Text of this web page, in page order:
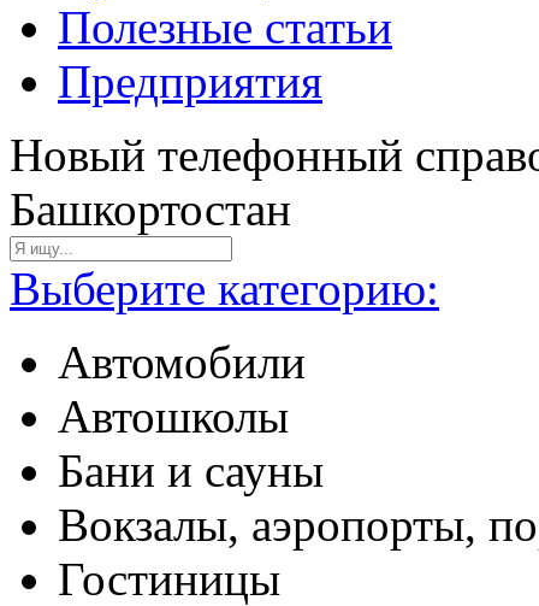
Полезные статьи
Предприятия
Новый телефонный
Башкортостан
Выберите категорию:
Автомобили
Автошколы
Бани и сауны
Вокзалы, аэропорты,
Гостиницы